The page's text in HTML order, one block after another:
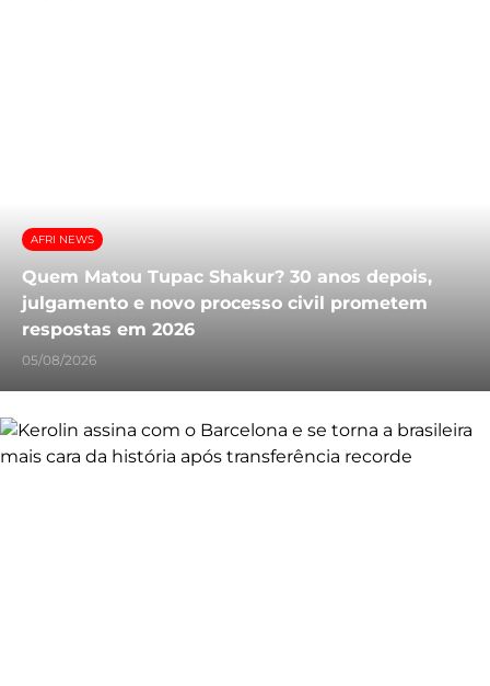
AFRI NEWS
Quem Matou Tupac Shakur? 30 anos depois,
julgamento e novo processo civil prometem
respostas em 2026
05/08/2026